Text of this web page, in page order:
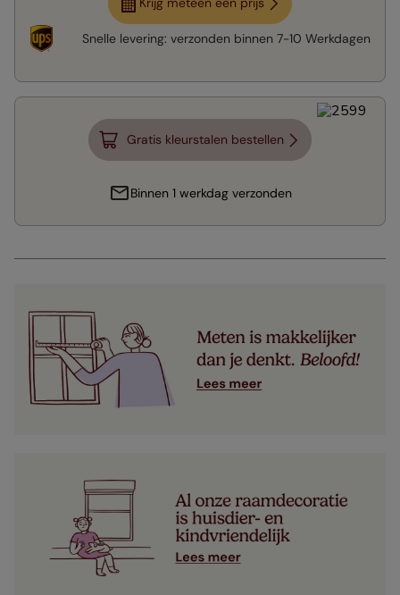
Snelle levering: verzonden binnen 7-10 Werkdagen
Gratis kleurstalen bestellen
Binnen 1 werkdag verzonden